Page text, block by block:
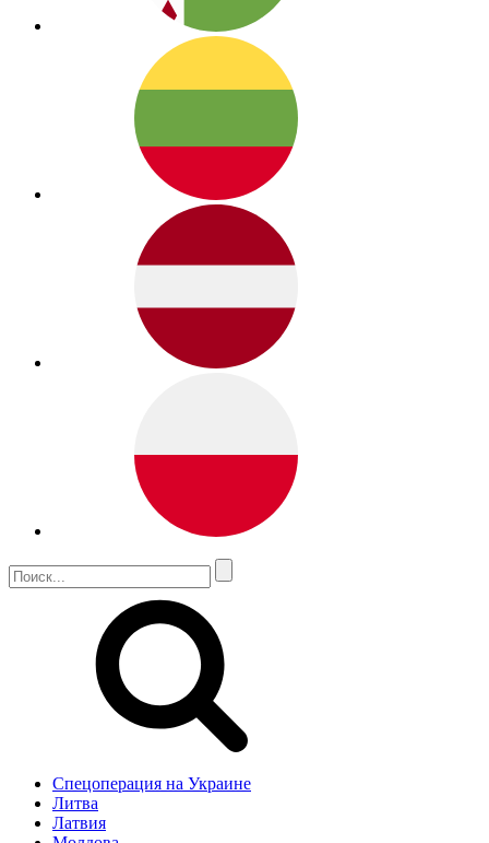
Спецоперация на Украине
Литва
Латвия